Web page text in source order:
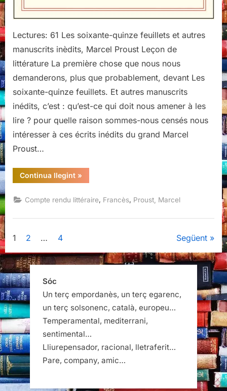
Lectures: 61 Les soixante-quinze feuillets et autres
manuscrits inèdits, Marcel Proust Leçon de
littérature La première chose que nous nous
demanderons, plus que probablement, devant Les
soixante-quinze feuillets. Et autres manuscrits
inédits, c’est : qu’est-ce qui doit nous amener à les
lire ? pour quelle raison sommes-nous censés nous
intéresser à ces écrits inédits du grand Marcel
Proust…
Continua llegint“Les
soixante-
feuillets,
Marcel
Gallimard,
»
Compte rendu littéraire Francès Proust, Marcel
Paginació
de
les
entrades
1 2 … 4 Següent
Sóc
Un terç empordanès, un terç egarenc,
un terç solsonenc, català, europeu…
Temperamental, mediterrani,
sentimental…
Lliurepensador, racional, lletraferit…
Pare, company, amic…